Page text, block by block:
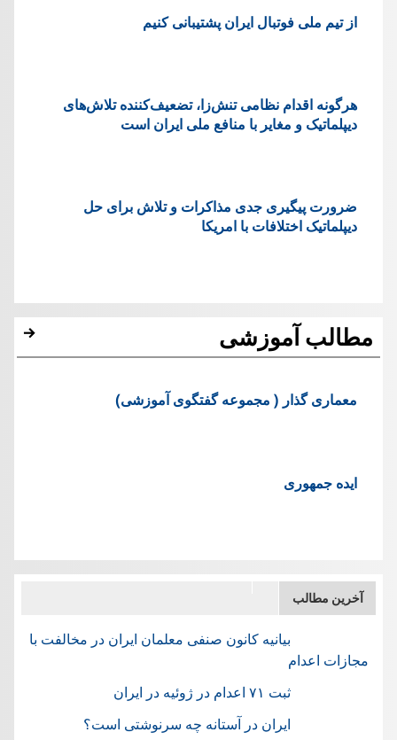
از تیم ملی فوتبال ایران پشتیبانی کنیم
هرگونه اقدام نظامی تنش‌زا، تضعیف‌کننده تلاش‌های
دیپلماتیک و مغایر با منافع ملی ایران است
ضرورت پیگیری جدی مذاکرات و تلاش برای حل
دیپلماتیک اختلافات با امریکا
مطالب آموزشی
معماری گذار ( مجموعه گفتگوی آموزشی)
ایده جمهوری
آخرین مطالب
بیانیه کانون صنفی معلمان ایران در مخالفت با
مجازات اعدام
ثبت ۷۱ اعدام در ژوئيه در ایران
ایران در آستانه چه سرنوشتی است؟